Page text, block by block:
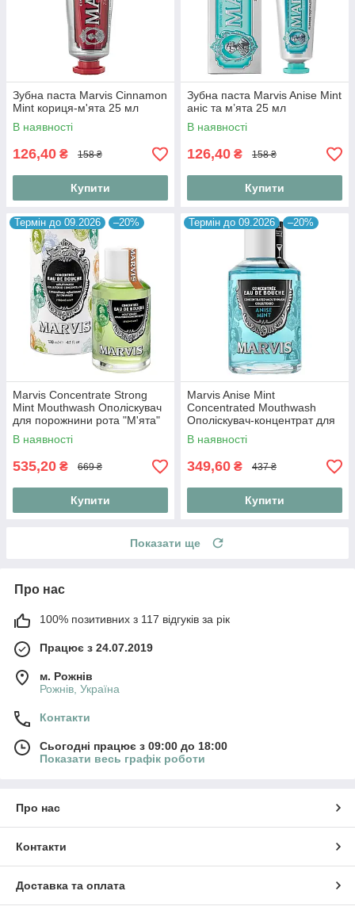
Зубна паста Marvis Cinnamon
Mint кориця-м'ята 25 мл
В наявності
126,40 ₴ 158 ₴
Купити
Зубна паста Marvis Anise Mint
аніс та м’ята 25 мл
В наявності
126,40 ₴ 158 ₴
Купити
Термін до 09.2026 –20%
Marvis Concentrate Strong
Mint Mouthwash Ополіскувач
для порожнини рота "М'ята"
В наявності
535,20 ₴ 669 ₴
Купити
Термін до 09.2026 –20%
Marvis Anise Mint
Concentrated Mouthwash
Ополіскувач-концентрат для
порожнини рота "Аніс і м'ята"
120 мл
В наявності
349,60 ₴ 437 ₴
Купити
Показати ще
Про нас
100% позитивних з 117 відгуків за рік
Працює з 24.07.2019
м. Рожнів
Рожнів, Україна
Контакти
Сьогодні працює з 09:00 до 18:00
Показати весь графік роботи
Про нас
Контакти
Доставка та оплата